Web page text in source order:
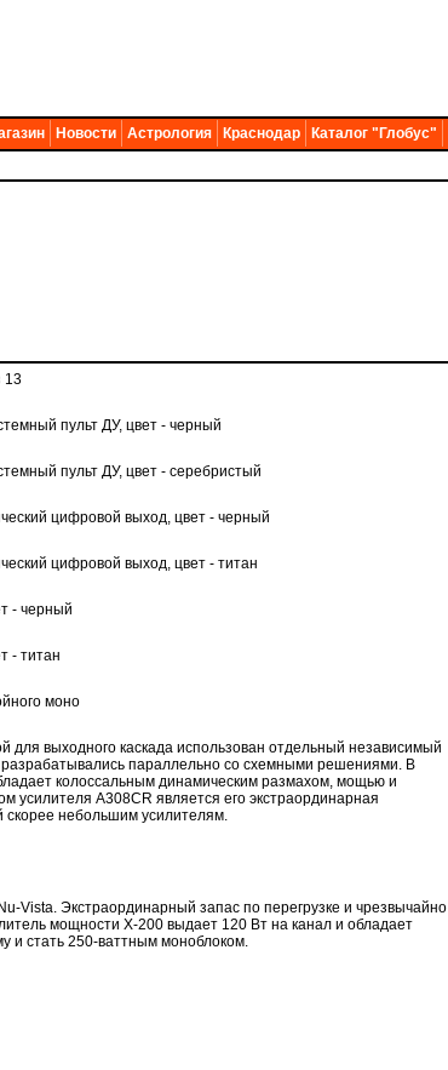
Новости Астрология Краснодар Каталог "Глобус"
13
пульт ДУ, цвет - черный
пульт ДУ, цвет - серебристый
цифровой выход, цвет - черный
цифровой выход, цвет - титан
- черный
- титан
моно
для выходного каскада использован отдельный независимый
параллельно со схемными решениями. В
колоссальным динамическим размахом, мощью и
усилителя A308CR является его экстраординарная
скорее небольшим усилителям.
Vista. Экстраординарный запас по перегрузке и чрезвычайно
мощности X-200 выдает 120 Вт на канал и обладает
и стать 250-ваттным моноблоком.